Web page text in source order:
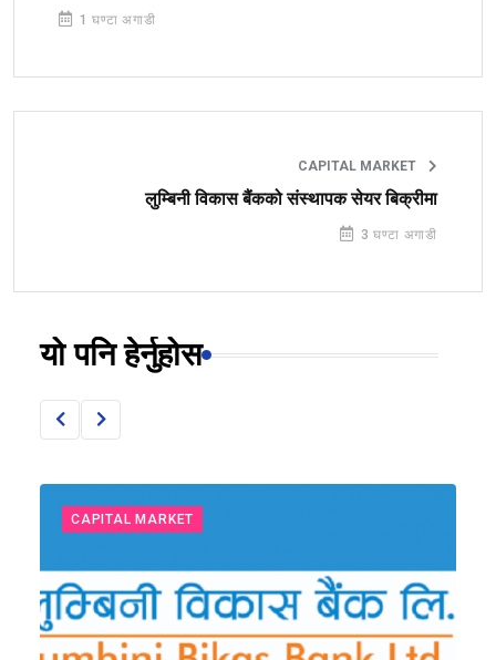
1 घण्टा अगाडी
CAPITAL MARKET
लुम्बिनी विकास बैंकको संस्थापक सेयर बिक्रीमा
3 घण्टा अगाडी
यो पनि हेर्नुहोस
CAPITAL MARKET